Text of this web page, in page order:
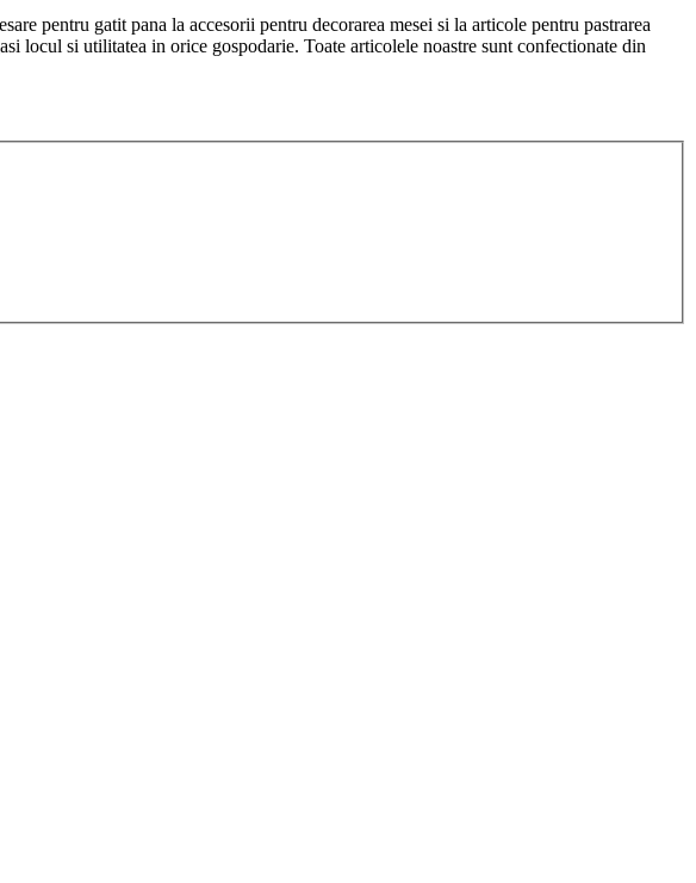
pentru gatit pana la accesorii pentru decorarea mesei si la articole pentru pastrarea
locul si utilitatea in orice gospodarie. Toate articolele noastre sunt confectionate din